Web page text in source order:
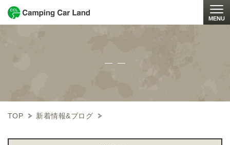
MENU
TOP 新着情報&ブログ